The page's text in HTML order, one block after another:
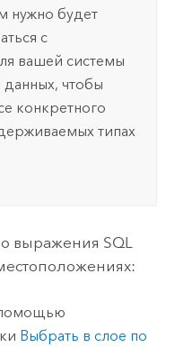
нужно будет
с
вашей системы
данных, чтобы
конкретного
типах
выражения SQL
помощью
Выбрать в слое по